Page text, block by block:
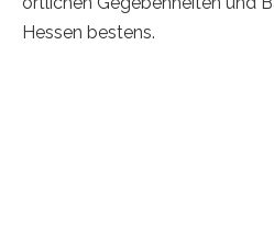
Hessen bestens.